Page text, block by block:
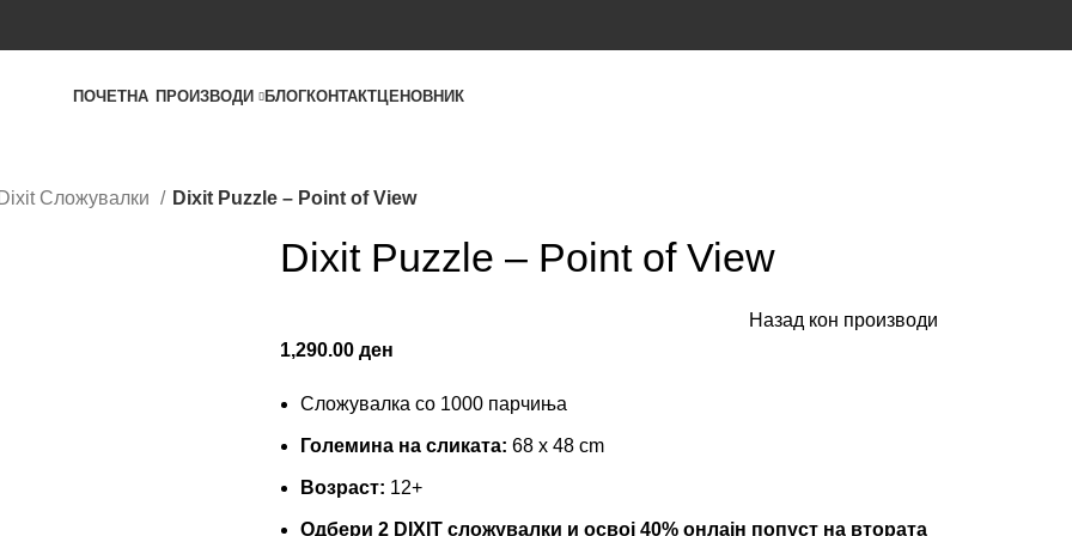
ПОЧЕТНА ПРОИЗВОДИ БЛОГКОНТАКТЦЕНОВНИК
Dixit Сложувалки Dixit Puzzle – Point of View
Dixit Puzzle – Point of View
Назад кон производи
1,290.00 ден
Сложувалка со 1000 парчиња
Големина на сликата: 68 x 48 cm
Возраст: 12+
Одбери 2 DIXIT сложувалки и освој 40% онлајн попуст на втората